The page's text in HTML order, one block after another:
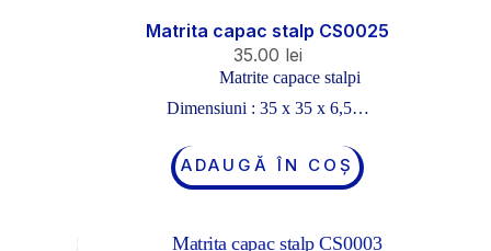
Matrita capac stalp CS0025
35.00 lei
Matrite capace stalpi
Dimensiuni : 35 x 35 x 6,5…
ADAUGĂ ÎN COȘ